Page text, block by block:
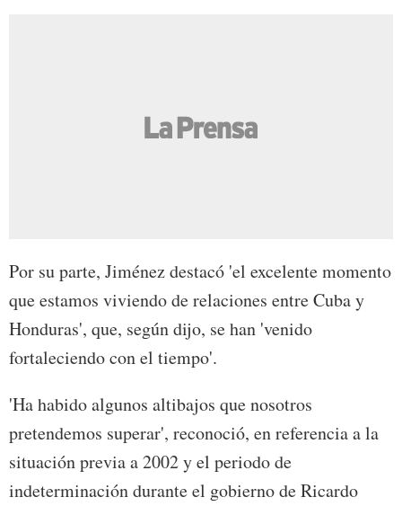
Por su parte, Jiménez destacó 'el excelente momento
que estamos viviendo de relaciones entre Cuba y
Honduras', que, según dijo, se han 'venido
fortaleciendo con el tiempo'.
'Ha habido algunos altibajos que nosotros
pretendemos superar', reconoció, en referencia a la
situación previa a 2002 y el periodo de
indeterminación durante el gobierno de Ricardo